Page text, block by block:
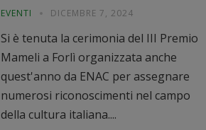
EVENTI DICEMBRE 7, 2024
Si è tenuta la cerimonia del III Premio
Mameli a Forlì organizzata anche
quest'anno da ENAC per assegnare
numerosi riconoscimenti nel campo
della cultura italiana....